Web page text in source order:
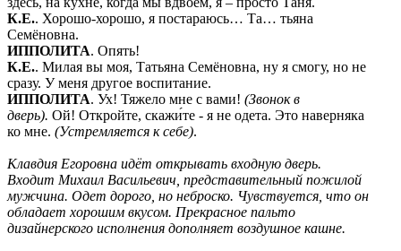
К.Е.. Хорошо-хорошо, я постараюсь… Та… тьяна
Семёновна.
ИППОЛИТА. Опять!
К.Е.. Милая вы моя, Татьяна Семёновна, ну я смогу, но не
сразу. У меня другое воспитание.
ИППОЛИТА. Ух! Тяжело мне с вами! (Звонок в
дверь). Ой! Откройте, скажи́те - я не одета. Это наверняка
ко мне. (Устремляется к себе).
Клавдия Егоровна идёт открывать входную дверь.
Входит Михаил Васильевич, представительный пожилой
мужчина. Одет дорого, но неброско. Чувствуется, что он
обладает хорошим вкусом. Прекрасное пальто
дизайнерского исполнения дополняет воздушное кашне.